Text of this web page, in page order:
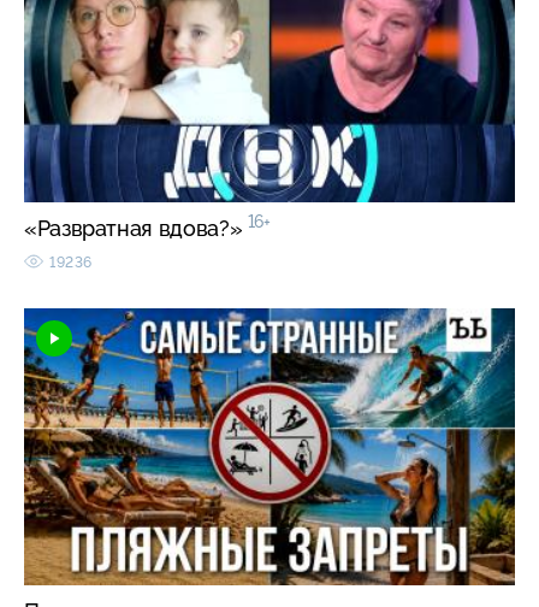
«Развратная вдова?» 16+
19236